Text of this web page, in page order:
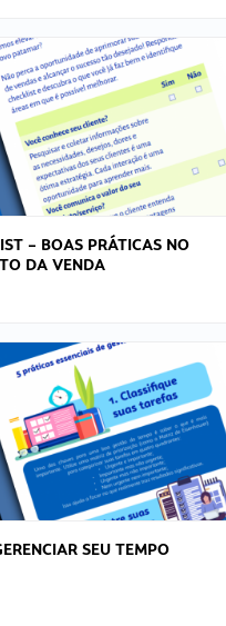
– BOAS PRÁTICAS NO
DA VENDA
SEU TEMPO